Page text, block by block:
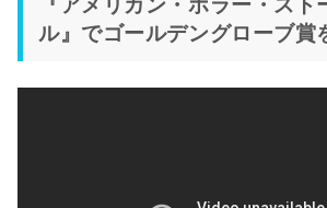
ル』でゴールデングローブ賞